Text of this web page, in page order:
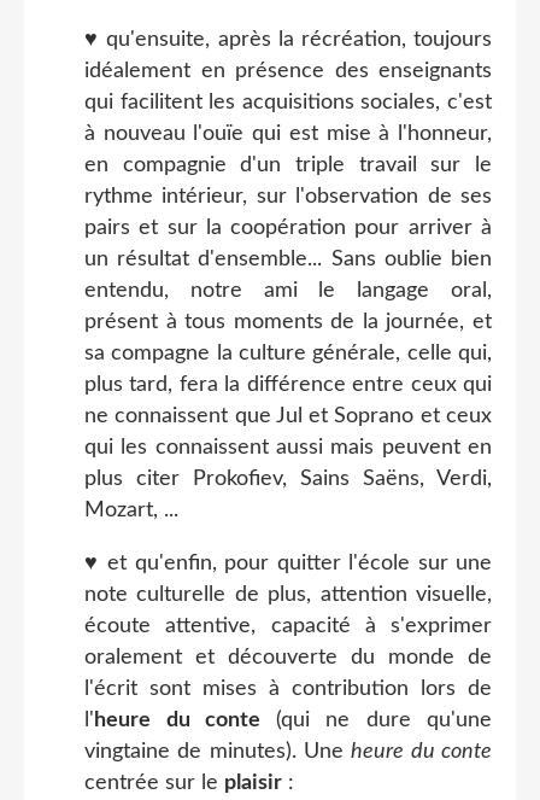
♥ qu'ensuite, après la récréation, toujours
idéalement en présence des enseignants
qui facilitent les acquisitions sociales, c'est
à nouveau l'ouïe qui est mise à l'honneur,
en compagnie d'un triple travail sur le
rythme intérieur, sur l'observation de ses
pairs et sur la coopération pour arriver à
un résultat d'ensemble... Sans oublie bien
entendu, notre ami le langage oral,
présent à tous moments de la journée, et
sa compagne la culture générale, celle qui,
plus tard, fera la différence entre ceux qui
ne connaissent que Jul et Soprano et ceux
qui les connaissent aussi mais peuvent en
plus citer Prokofiev, Sains Saëns, Verdi,
Mozart, ...
♥ et qu'enfin, pour quitter l'école sur une
note culturelle de plus, attention visuelle,
écoute attentive, capacité à s'exprimer
oralement et découverte du monde de
l'écrit sont mises à contribution lors de
l' heure du conte (qui ne dure qu'une
vingtaine de minutes). Uneheure du conte
centrée sur le plaisir :